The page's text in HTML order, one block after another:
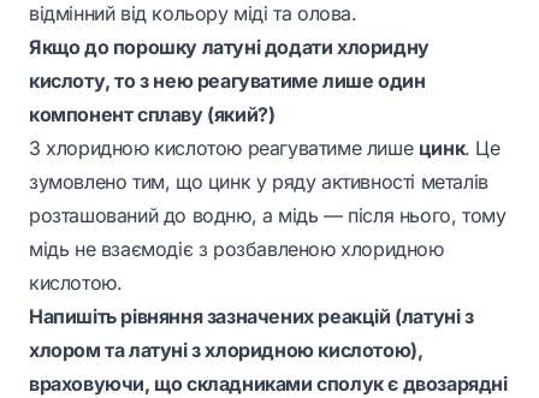
відмінний від кольору міді та олова.
Якщо до порошку латуні додати хлоридну
кислоту, то з нею реагуватиме лише один
компонент сплаву (який?)
З хлоридною кислотою реагуватиме лише цинк. Це
зумовлено тим, що цинк у ряду активності металів
розташований до водню, а мідь — після нього, тому
мідь не взаємодіє з розбавленою хлоридною
кислотою.
Напишіть рівняння зазначених реакцій (латуні з
хлором та латуні з хлоридною кислотою),
враховуючи, що складниками сполук є двозарядні